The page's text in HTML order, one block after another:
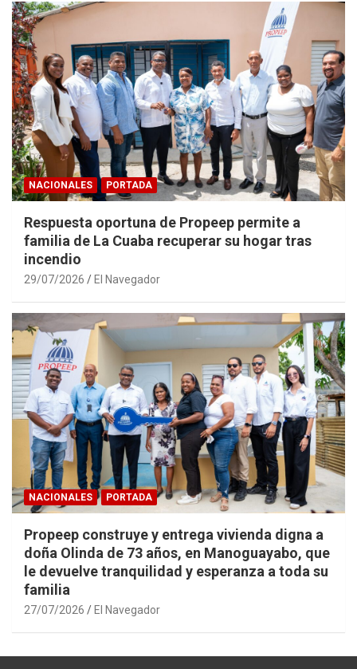
NACIONALES PORTADA
Respuesta oportuna de Propeep permite a
familia de La Cuaba recuperar su hogar tras
incendio
29/07/2026 El Navegador
NACIONALES PORTADA
Propeep construye y entrega vivienda digna a
doña Olinda de 73 años, en Manoguayabo, que
le devuelve tranquilidad y esperanza a toda su
familia
27/07/2026 El Navegador